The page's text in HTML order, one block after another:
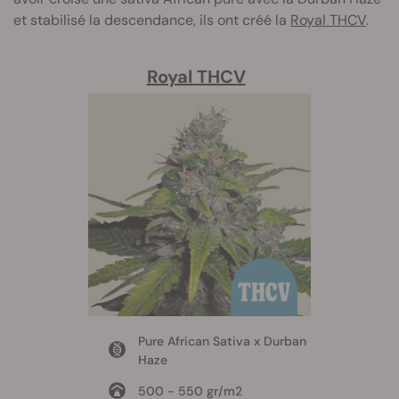
et stabilisé la descendance, ils ont créé la Royal THCV.
Royal THCV
Pure African Sativa x Durban
Haze
500 - 550 gr/m2